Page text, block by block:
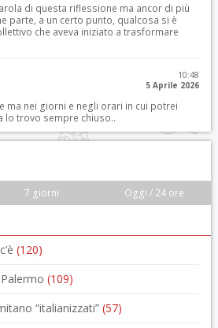
di questa riflessione ma ancor di più
parte, a un certo punto, qualcosa si è
che aveva iniziato a trasformare
10:48
5 Aprile 2026
ma nei giorni e negli orari in cui potrei
lo trovo sempre chiuso..
7 giorni Oggi / 24 ore
(120)
(109)
“italianizzati” (57)